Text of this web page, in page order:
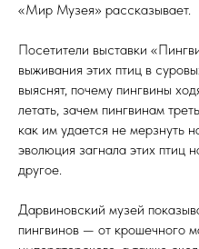
«Мир Музея» рассказывает.
Посетители выставки
выживания этих птиц в
выяснят, почему пингвины
летать, зачем пингвинам
как им удается не мерзнуть
эволюция загнала этих
другое.
Дарвиновский музей
пингвинов — от крошечного